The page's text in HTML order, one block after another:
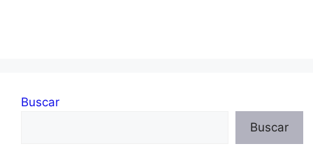
Buscar
Buscar